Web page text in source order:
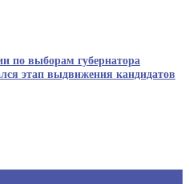
по выборам губернатора
этап выдвижения кандидатов